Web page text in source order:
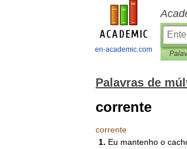
en-academic.com
Palavras de
corrente
corrente
1. Eu mantenho o